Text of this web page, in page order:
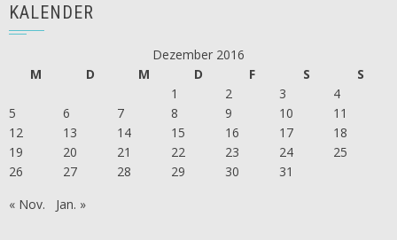
KALENDER
Dezember 2016
M
D M D F S
S
1
2 3
4
5
6 7 8 9 10
11
12
13 14 15 16 17
18
19
20 21 22 23 24
25
26
27 28 29 30
31
« Nov.
Jan. »